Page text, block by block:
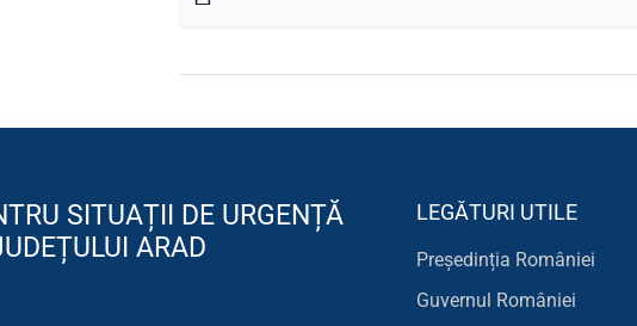
SITUAȚII DE URGENȚĂ
ARAD
LEGĂTURI UTILE
Președinția României
Guvernul României